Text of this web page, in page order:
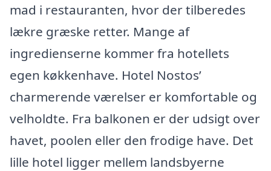
mad i restauranten, hvor der tilberedes
lækre græske retter. Mange af
ingredienserne kommer fra hotellets
egen køkkenhave. Hotel Nostos’
charmerende værelser er komfortable og
velholdte. Fra balkonen er der udsigt over
havet, poolen eller den frodige have. Det
lille hotel ligger mellem landsbyerne